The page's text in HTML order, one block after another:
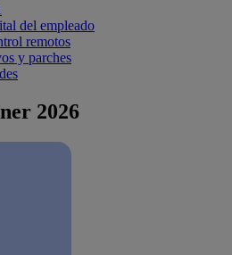
del empleado
remotos
y parches
2026